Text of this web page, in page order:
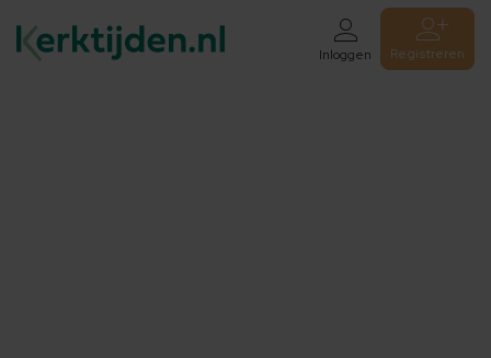
Inloggen Registreren